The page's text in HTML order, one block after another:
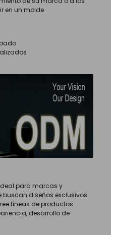
en un molde
para marcas y
diseños exclusivos
líneas de productos
desarrollo de